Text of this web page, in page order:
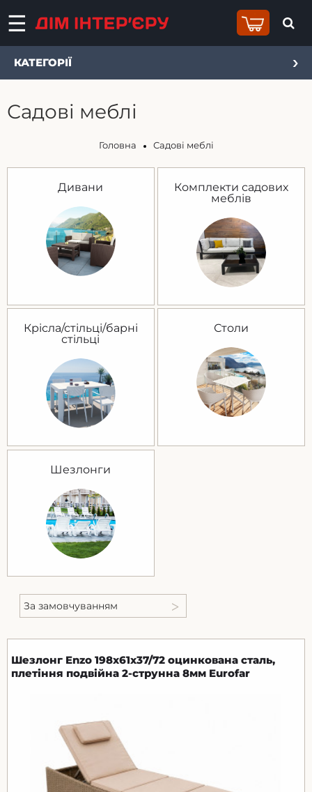
КАТЕГОРІЇ
Садові меблі
Головна Садові меблі
Дивани
Комплекти садових
меблів
Крісла/стільці/барні
стільці
Столи
Шезлонги
Шезлонг Enzo 198x61x37/72 оцинкована сталь,
плетіння подвійна 2-струнна 8мм Eurofar